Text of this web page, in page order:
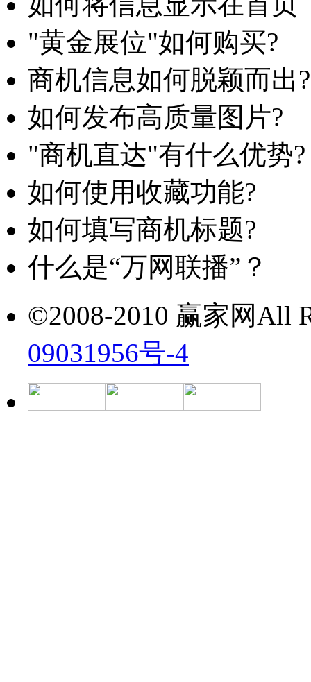
"黄金展位"如何购买?
商机信息如何脱颖而出?
如何发布高质量图片?
"商机直达"有什么优势?
如何使用收藏功能?
如何填写商机标题?
什么是“万网联播”？
©2008-2010 赢家网All
09031956号-4